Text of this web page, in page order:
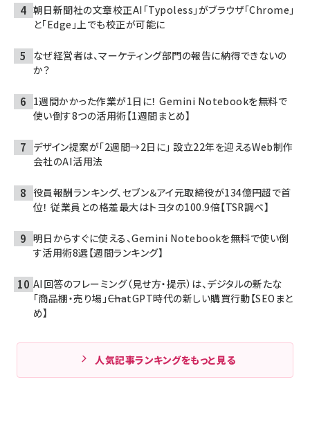
朝日新聞社の文章校正AI「Typoless」がブラウザ「Chrome」
と「Edge」上でも校正が可能に
なぜ経営者は、マーケティング部門の報告に納得できないの
か？
1週間かかった作業が1日に！ Gemini Notebookを無料で
使い倒す8つの活用術【1週間まとめ】
デザイン提案が「2週間→2日に」 設立22年を迎えるWeb制作
会社のAI活用法
役員報酬ランキング、セブン＆アイ元取締役が134億円超で首
位！ 従業員との格差最大はトヨタの100.9倍【TSR調べ】
明日からすぐに使える、Gemini Notebookを無料で使い倒
す活用術8選【週間ランキング】
AI回答のフレーミング（見せ方・提示）は、デジタルの新たな
「商品棚・売り場」――ChatGPT時代の新しい購買行動【SEOまと
め】
人気記事ランキングをもっと見る